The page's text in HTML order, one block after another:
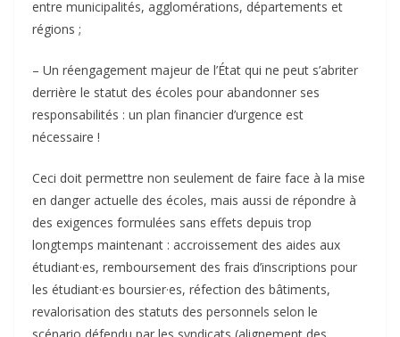
entre municipalités, agglomérations, départements et
régions ;
– Un réengagement majeur de l’État qui ne peut s’abriter
derrière le statut des écoles pour abandonner ses
responsabilités : un plan financier d’urgence est
nécessaire !
Ceci doit permettre non seulement de faire face à la mise
en danger actuelle des écoles, mais aussi de répondre à
des exigences formulées sans effets depuis trop
longtemps maintenant : accroissement des aides aux
étudiant·es, remboursement des frais d’inscriptions pour
les étudiant·es boursier·es, réfection des bâtiments,
revalorisation des statuts des personnels selon le
scénario défendu par les syndicats (alignement des